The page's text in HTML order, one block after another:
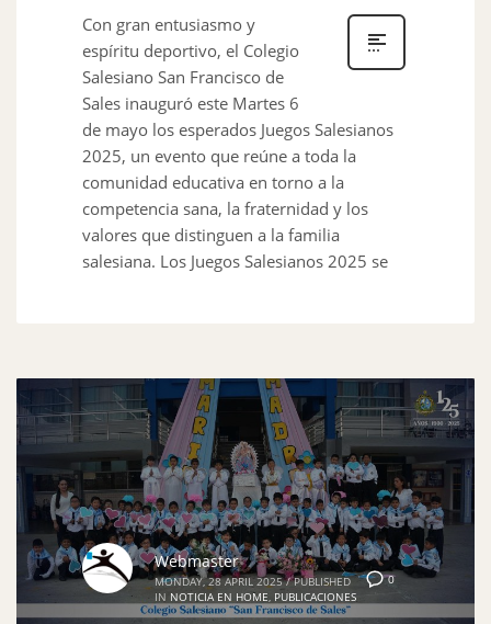
Con gran entusiasmo y
espíritu deportivo, el Colegio
Salesiano San Francisco de
Sales inauguró este Martes 6
de mayo los esperados Juegos Salesianos
2025, un evento que reúne a toda la
comunidad educativa en torno a la
competencia sana, la fraternidad y los
valores que distinguen a la familia
salesiana. Los Juegos Salesianos 2025 se
0
Webmaster
MONDAY, 28 APRIL 2025 / PUBLISHED
IN NOTICIA EN HOME PUBLICACIONES